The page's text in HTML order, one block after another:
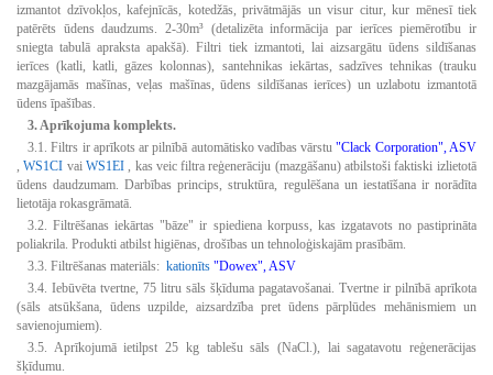
izmantot dzīvokļos, kafejnīcās, kotedžās, privātmājās un visur citur, kur mēnesī tiek
patērēts ūdens daudzums. 2-30m³ (detalizēta informācija par ierīces piemērotību ir
sniegta tabulā apraksta apakšā).Filtri tiek izmantoti, lai aizsargātu ūdens sildīšanas
ierīces (katli, katli, gāzes kolonnas), santehnikas iekārtas, sadzīves tehnikas (trauku
mazgājamās mašīnas, veļas mašīnas, ūdens sildīšanas ierīces) un uzlabotu izmantotā
ūdens īpašības.
3. Aprīkojuma komplekts.
3.1.Filtrs ir aprīkots ar pilnībā automātisko vadības vārstu"Clack Corporation", ASV
,WS1CI vai WS1EI, kas veic filtra reģenerāciju (mazgāšanu) atbilstoši faktiski izlietotā
ūdens daudzumam.Darbības princips, struktūra, regulēšana un iestatīšana ir norādīta
lietotāja rokasgrāmatā.
3.2.Filtrēšanas iekārtas "bāze" ir spiediena korpuss, kas izgatavots no pastiprināta
poliakrila. Produkti atbilst higiēnas, drošības un tehnoloģiskajām prasībām.
3.3. Filtrēšanas materiāls: kationīts "Dowex", ASV
3.4. Iebūvēta tvertne, 75 litru sāls šķīduma pagatavošanai. Tvertne ir pilnībā aprīkota
(sāls atsūkšana, ūdens uzpilde, aizsardzība pret ūdens pārplūdes mehānismiem un
savienojumiem).
3.5. Aprīkojumā ietilpst 25 kg tablešu sāls (NaCl.), lai sagatavotu reģenerācijas
šķīdumu.